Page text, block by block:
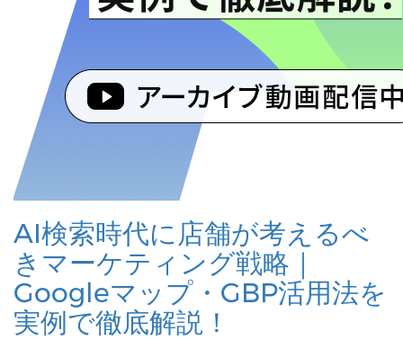
AI検索時代に店舗が考えるべ
きマーケティング戦略｜
Googleマップ・GBP活用法を
実例で徹底解説！